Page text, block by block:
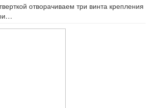
отворачиваем три винта крепления